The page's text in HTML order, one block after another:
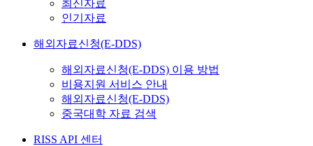
최신자료
인기자료
해외자료신청(E-DDS)
해외자료신청(E-DDS) 이용 방법
비용지원 서비스 안내
해외자료신청(E-DDS)
중국대학 자료 검색
RISS API 센터